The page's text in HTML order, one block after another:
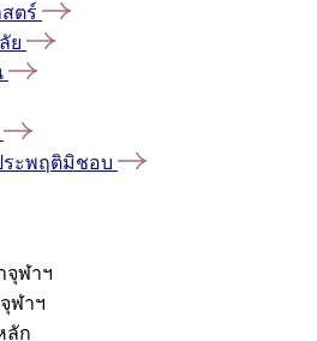
ตร์
ย
ระพฤติมิชอบ
จุฬาฯ
ฬาฯ
ลัก